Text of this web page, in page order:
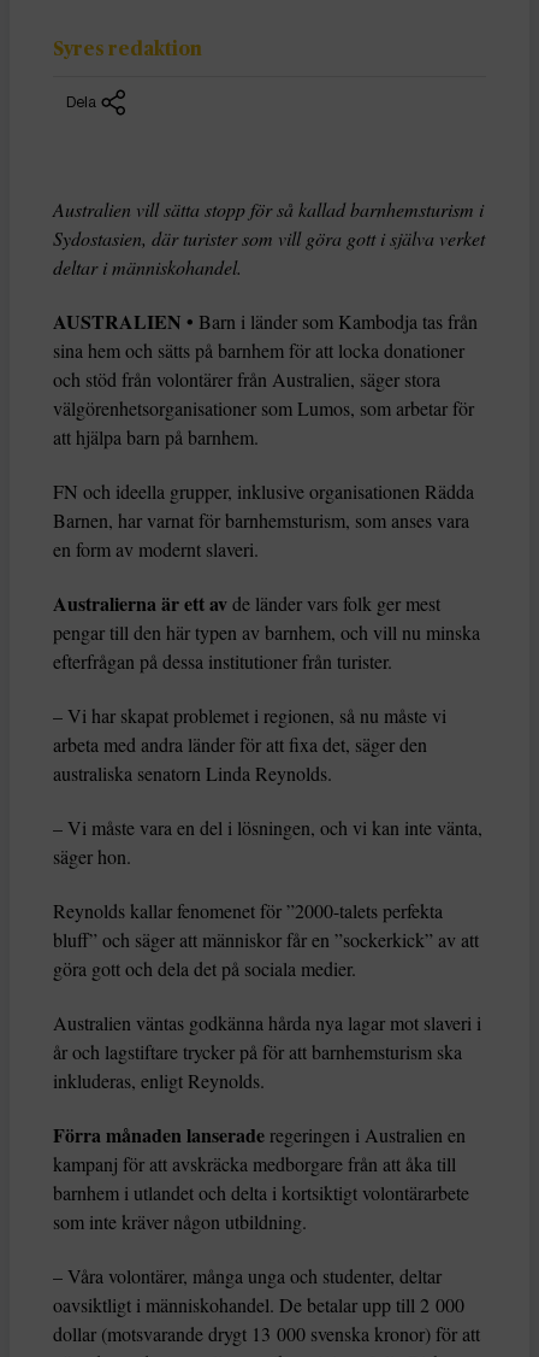
Syres redaktion
Dela
Australien vill sätta stopp för så kallad barnhemsturism i
Sydostasien, där turister som vill göra gott i själva verket
deltar i människohandel.
AUSTRALIEN • Barn i länder som Kambodja tas från
sina hem och sätts på barnhem för att locka donationer
och stöd från volontärer från Australien, säger stora
välgörenhetsorganisationer som Lumos, som arbetar för
att hjälpa barn på barnhem.
FN och ideella grupper, inklusive organisationen Rädda
Barnen, har varnat för barnhemsturism, som anses vara
en form av modernt slaveri.
Australierna är ett avde länder vars folk ger mest
pengar till den här typen av barnhem, och vill nu minska
efterfrågan på dessa institutioner från turister.
– Vi har skapat problemet i regionen, så nu måste vi
arbeta med andra länder för att fixa det, säger den
australiska senatorn Linda Reynolds.
– Vi måste vara en del i lösningen, och vi kan inte vänta,
säger hon.
Reynolds kallar fenomenet för ”2000-talets perfekta
bluff” och säger att människor får en ”sockerkick” av att
göra gott och dela det på sociala medier.
Australien väntas godkänna hårda nya lagar mot slaveri i
år och lagstiftare trycker på för att barnhemsturism ska
inkluderas, enligt Reynolds.
Förra månaden lanserade regeringen i Australien en
kampanj för att avskräcka medborgare från att åka till
barnhem i utlandet och delta i kortsiktigt volontärarbete
som inte kräver någon utbildning.
– Våra volontärer, många unga och studenter, deltar
oavsiktligt i människohandel. De betalar upp till 2 000
dollar (motsvarande drygt 13 000 svenska kronor) för att